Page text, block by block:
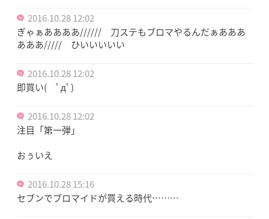
2016.10.28 12:02
ぎゃぁああああ////// 刀ステもブロマやるんだぁあああ
あああ///// ひいいいいい
2016.10.28 12:02
即買い( ﾟдﾟ)
2016.10.28 12:02
注目「第一弾」
おぅいえ
2016.10.28 15:16
セブンでブロマイドが買える時代………